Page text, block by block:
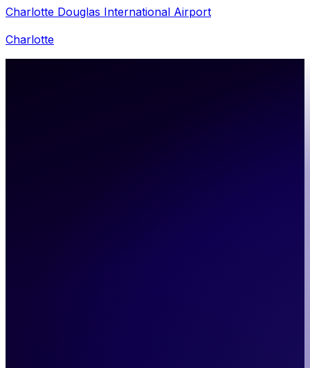
Charlotte Douglas International Airport
Charlotte